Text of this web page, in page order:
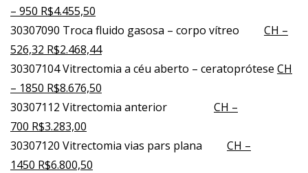
– 950 R$4.455,50
30307090 Troca fluido gasosa – corpo vítreo CH –
526,32 R$2.468,44
30307104 Vitrectomia a céu aberto – ceratoprótese CH
– 1850 R$8.676,50
30307112 Vitrectomia anterior CH –
700 R$3.283,00
30307120 Vitrectomia vias pars plana CH –
1450 R$6.800,50